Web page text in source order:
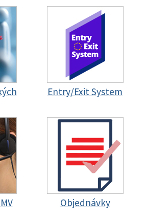
Entry/Exit System
Objednávky